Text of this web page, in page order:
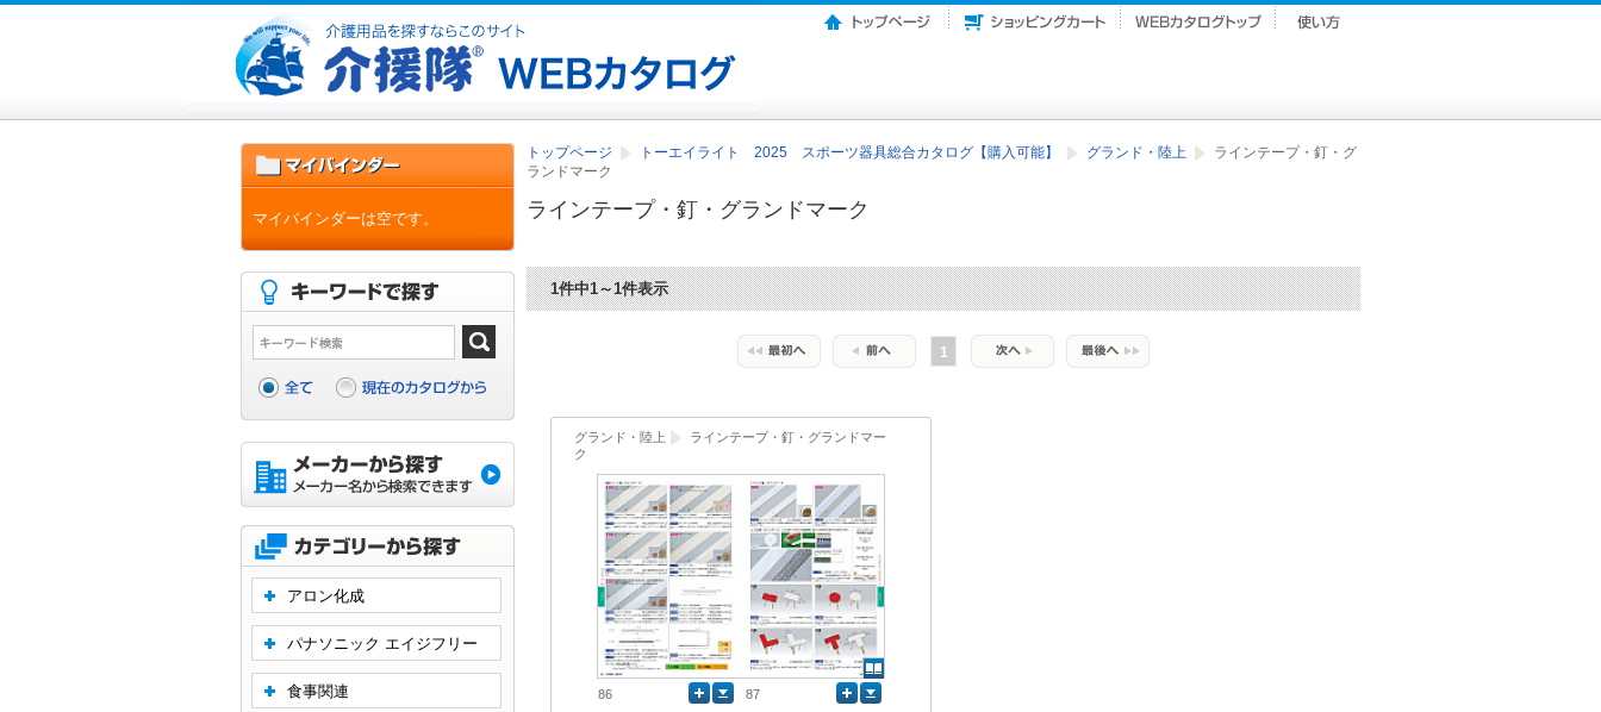
トップページ トーエイライト 2025 スポーツ器具総合カタログ【購入可能】 グランド・陸上
ラインテープ・釘・グ
ランドマーク
ラインテープ・釘・グランドマーク
1件中1～1件表示
1
グランド・陸上
ラインテープ・釘・グランドマー
ク
86 87
マイバインダーは空です。
アロン化成
パナソニック エイジフリー
食事関連